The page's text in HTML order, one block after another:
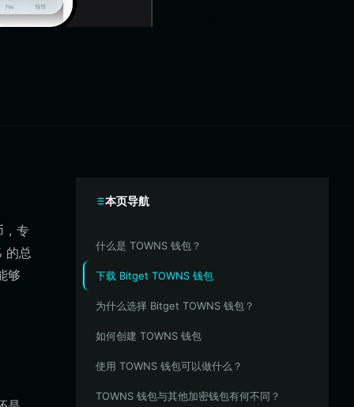
，专
的总
够
本页导航
什么是 TOWNS 钱包？
下载 Bitget TOWNS 钱包
为什么选择 Bitget TOWNS 钱包？
如何创建 TOWNS 钱包
使用 TOWNS 钱包可以做什么？
TOWNS 钱包与其他加密钱包有何不同？